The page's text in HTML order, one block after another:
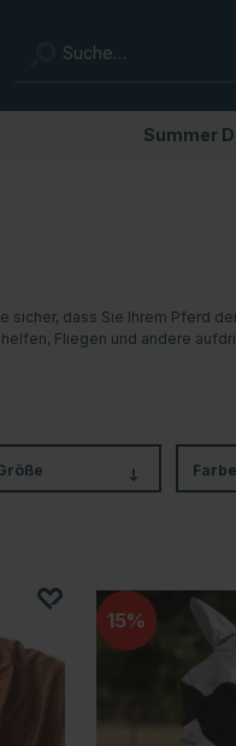
Summer
dass Sie Ihrem Pferd
Fliegen und andere
Farbe
15